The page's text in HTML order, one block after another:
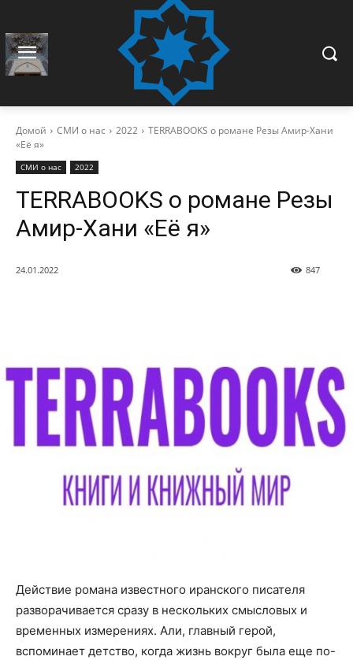
Домой СМИ о нас 2022
TERRABOOKS о романе Резы Амир-Хани
«Её я»
СМИ о нас 2022
TERRABOOKS о романе Резы
Амир-Хани «Её я»
24.01.2022 847
Действие романа известного иранского писателя
разворачивается сразу в нескольких смысловых и
временных измерениях. Али, главный герой,
вспоминает детство, когда жизнь вокруг была еще по-